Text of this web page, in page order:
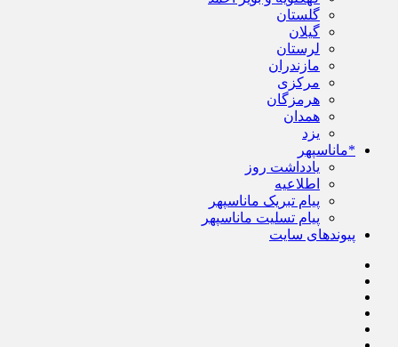
گلستان
گیلان
لرستان
مازندران
مرکزی
هرمزگان
همدان
یزد
*ماناسپهر
یادداشت روز
اطلاعیه
پیام تبریک ماناسپهر
پیام تسلیت ماناسپهر
پیوندهای سایت